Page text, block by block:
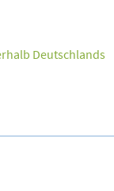
Deutschlands